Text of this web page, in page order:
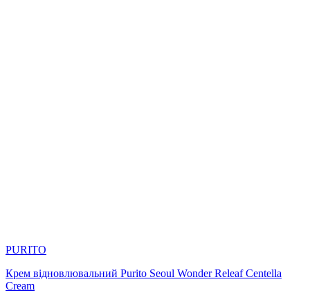
PURITO
Крем відновлювальний Purito Seoul Wonder Releaf Centella
Cream